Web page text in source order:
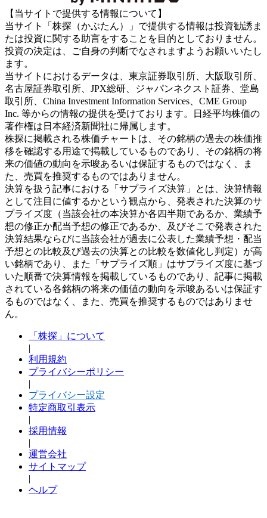
【当サイトで提供する情報について】
当サイト「株探（かぶたん）」で提供する情報は投資勧誘ま
たは投資に関する助言をすることを目的としておりません。
投資の決定は、ご自身の判断でなされますようお願いいたし
ます。
当サイトにおけるデータは、東京証券取引所、大阪取引所、
名古屋証券取引所、JPX総研、ジャパンネクスト証券、堂島
取引所、China Investment Information Services、CME Group
Inc. 等からの情報の提供を受けております。日経平均株価の
著作権は日本経済新聞社に帰属します。
株探に掲載される株価チャートは、その銘柄の過去の株価推
移を確認する用途で掲載しているものであり、その銘柄の将
来の価値の動向を示唆あるいは保証するものではなく、ま
た、売買を推奨するものではありません。
決算を扱う記事における「サプライズ決算」とは、決算情報
として注目に値するかという観点から、発表された決算のサ
プライズ度（当該会社の本決算か各四半期であるか、業績予
想の修正か配当予想の修正であるか、及びそこで発表された
決算結果ならびに当該会社が過去に公表した業績予想・配当
予想との比較及び過去の決算との比較を数値化し判定）が高
い銘柄であり、また「サプライズ順」はサプライズ度に基づ
いた順番で決算情報を掲載しているものであり、記事に掲載
されている各銘柄の将来の価値の動向を示唆あるいは保証す
るものではなく、また、売買を推奨するものではありませ
ん。
「株探」について
|
利用規約
プライバシーポリシー
|
プライバシー設定
特定商取引表示
|
採用情報
|
運営会社
サイトマップ
|
ヘルプ